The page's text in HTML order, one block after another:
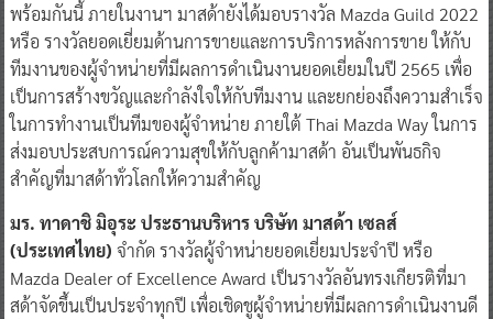
พร้อมกันนี้ ภายในงานฯ มาสด้ายังได้มอบรางวัล Mazda Guild 2022
หรือ รางวัลยอดเยี่ยมด้านการขายและการบริการหลังการขาย ให้กับ
ทีมงานของผู้จำหน่ายที่มีผลการดำเนินงานยอดเยี่ยมในปี 2565 เพื่อ
เป็นการสร้างขวัญและกำลังใจให้กับทีมงาน และยกย่องถึงความสำเร็จ
ในการทำงานเป็นทีมของผู้จำหน่าย ภายใต้ Thai Mazda Way ในการ
ส่งมอบประสบการณ์ความสุขให้กับลูกค้ามาสด้า อันเป็นพันธกิจ
สำคัญที่มาสด้าทั่วโลกให้ความสำคัญ
มร. ทาดาชิ มิอุระ ประธานบริหาร บริษัท มาสด้า เซลส์
(ประเทศไทย) จำกัด รางวัลผู้จำหน่ายยอดเยี่ยมประจำปี หรือ
Mazda Dealer of Excellence Award เป็นรางวัลอันทรงเกียรติที่มา
สด้าจัดขึ้นเป็นประจำทุกปี เพื่อเชิดชูผู้จำหน่ายที่มีผลการดำเนินงานดี